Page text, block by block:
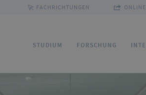
FACHRICHTUNGEN
STUDIUM FORSCHUNG